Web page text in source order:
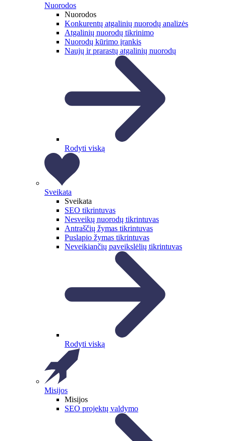
Nuorodos
Nuorodos
Konkurentų atgalinių nuorodų analizės
Atgalinių nuorodų tikrinimo
Nuorodų kūrimo įrankis
Naujų ir prarastų atgalinių nuorodų
Rodyti viską
Sveikata
Sveikata
SEO tikrintuvas
Nesveikų nuorodų tikrintuvas
Antraščių žymas tikrintuvas
Puslapio žymas tikrintuvas
Neveikiančių paveikslėlių tikrintuvas
Rodyti viską
Misijos
Misijos
SEO projektų valdymo